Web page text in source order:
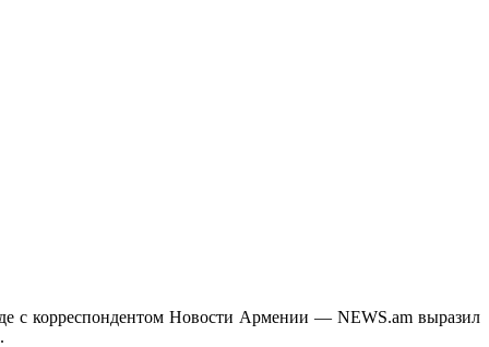
с корреспондентом Новости Армении — NEWS.am выразил